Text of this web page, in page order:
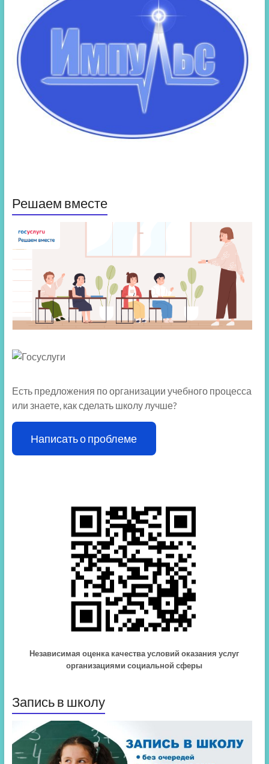
Решаем вместе
Есть предложения по организации учебного процесса
или знаете, как сделать школу лучше?
Написать о проблеме
Независимая оценка качества условий оказания услуг
организациями социальной сферы
Запись в школу